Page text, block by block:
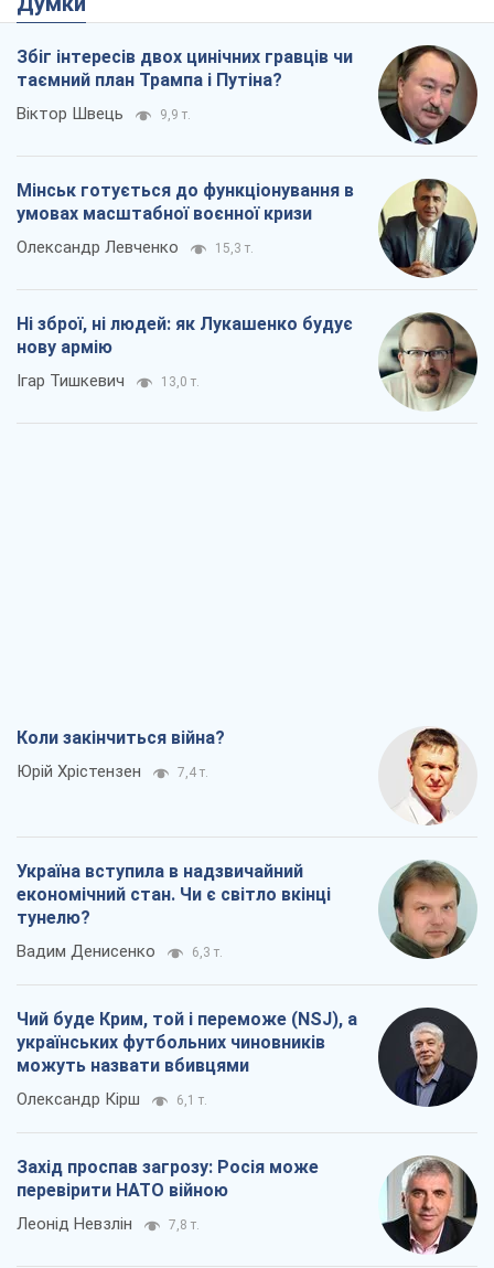
Збіг інтересів двох цинічних гравців чи
таємний план Трампа і Путіна?
Віктор Швець 9,9 т.
Мінськ готується до функціонування в
умовах масштабної воєнної кризи
Олександр Левченко 15,3 т.
Ні зброї, ні людей: як Лукашенко будує
нову армію
Ігар Тишкевич 13,0 т.
Коли закінчиться війна?
Юрій Хрістензен 7,4 т.
Україна вступила в надзвичайний
економічний стан. Чи є світло вкінці
тунелю?
Вадим Денисенко 6,3 т.
Чий буде Крим, той і переможе (NSJ), а
українських футбольних чиновників
можуть назвати вбивцями
Олександр Кірш 6,1 т.
Захід проспав загрозу: Росія може
перевірити НАТО війною
Леонід Невзлін 7,8 т.